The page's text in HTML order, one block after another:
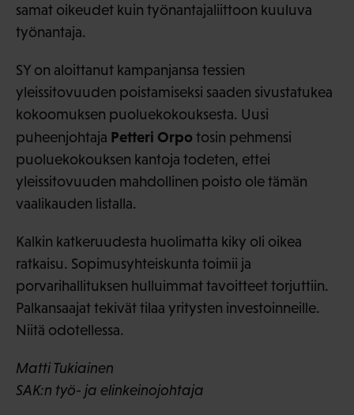
samat oikeudet kuin työnantajaliittoon kuuluva
työnantaja.
SY on aloittanut kampanjansa tessien
yleissitovuuden poistamiseksi saaden sivustatukea
kokoomuksen puoluekokouksesta. Uusi
puheenjohtaja Petteri Orpo tosin pehmensi
puoluekokouksen kantoja todeten, ettei
yleissitovuuden mahdollinen poisto ole tämän
vaalikauden listalla.
Kalkin katkeruudesta huolimatta kiky oli oikea
ratkaisu. Sopimusyhteiskunta toimii ja
porvarihallituksen hulluimmat tavoitteet torjuttiin.
Palkansaajat tekivät tilaa yritysten investoinneille.
Niitä odotellessa.
Matti Tukiainen
SAK:n työ- ja elinkeinojohtaja